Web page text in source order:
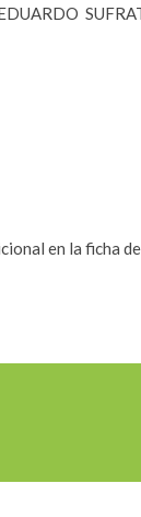
en la ficha